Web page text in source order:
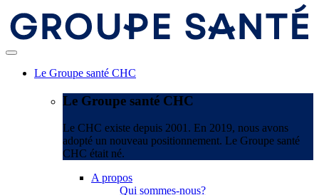
Le Groupe santé CHC
Le Groupe santé CHC
Le CHC existe depuis 2001. En 2019, nous avons
adopté un nouveau positionnement. Le Groupe santé
CHC était né.
A propos
Qui sommes-nous?